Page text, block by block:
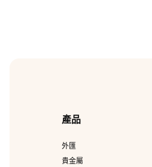
產品
外匯
貴金屬